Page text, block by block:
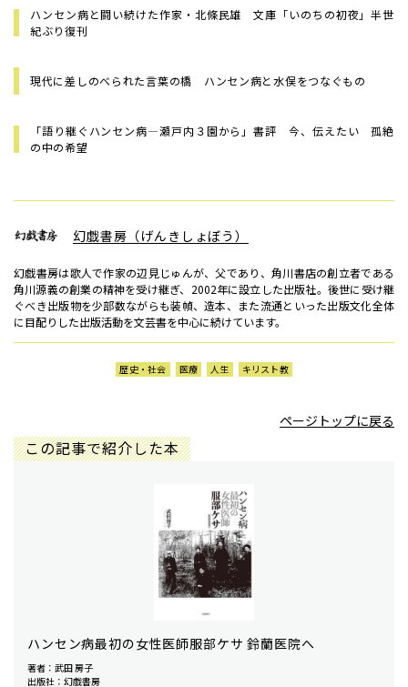
ハンセン病と闘い続けた作家・北條民雄 文庫「いのちの初夜」半世
紀ぶり復刊
現代に差しのべられた言葉の橋 ハンセン病と水俣をつなぐもの
「語り継ぐハンセン病―瀬戸内３園から」書評 今、伝えたい 孤絶
の中の希望
幻戯書房（げんきしょぼう）
幻戯書房は歌人で作家の辺見じゅんが、父であり、角川書店の創立者である
角川源義の創業の精神を受け継ぎ、2002年に設立した出版社。後世に受け継
ぐべき出版物を少部数ながらも装幀、造本、また流通といった出版文化全体
に目配りした出版活動を文芸書を中心に続けています。
歴史・社会 医療 人生 キリスト教
ページトップに戻る
この記事で紹介した本
ハンセン病最初の女性医師服部ケサ 鈴蘭医院へ
著者：武田 房子
出版社：幻戯書房